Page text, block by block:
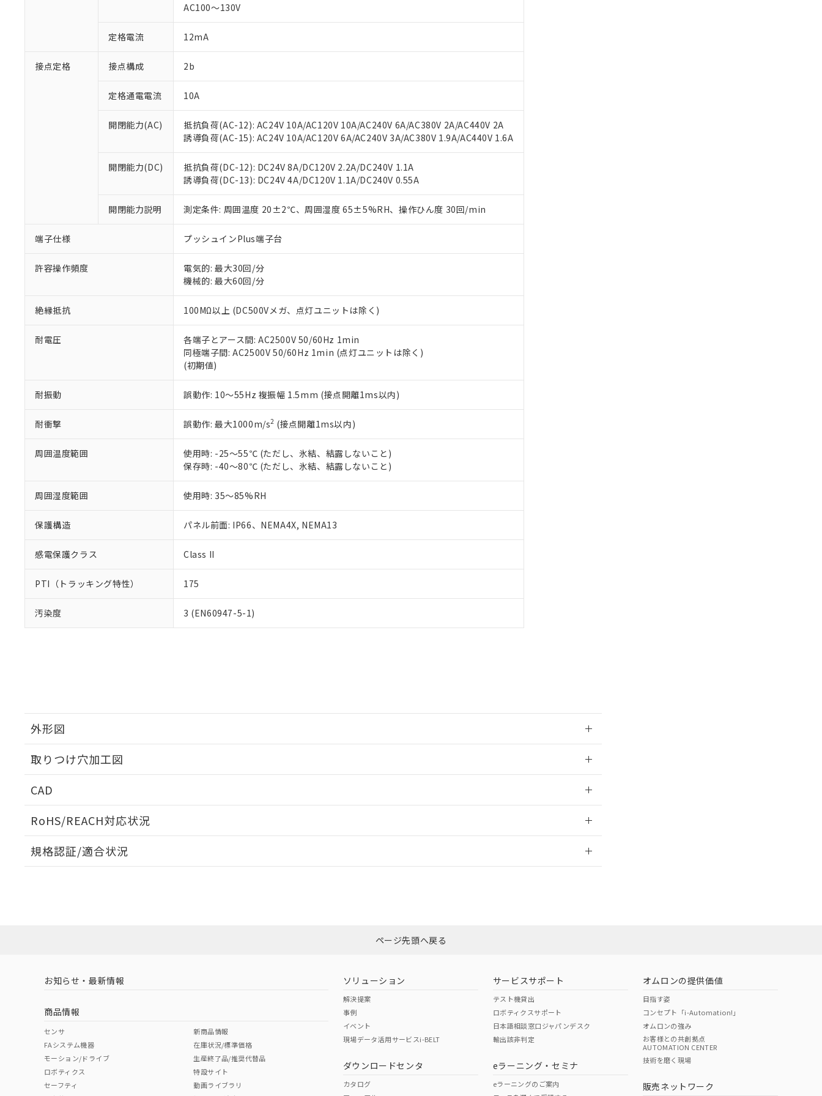
AC100～130V
定格電流 12mA
接点定格 接点構成 2b
定格通電電流 10A
開閉能力(AC)
抵抗負荷(AC-12): AC24V 10A/AC120V 10A/AC240V 6A/AC380V 2A/AC440V 2A
誘導負荷(AC-15): AC24V 10A/AC120V 6A/AC240V 3A/AC380V 1.9A/AC440V 1.6A
開閉能力(DC)
抵抗負荷(DC-12): DC24V 8A/DC120V 2.2A/DC240V 1.1A
誘導負荷(DC-13): DC24V 4A/DC120V 1.1A/DC240V 0.55A
開閉能力説明 測定条件: 周囲温度 20±2℃、周囲湿度 65±5%RH、操作ひん度 30回/min
端子仕様 プッシュインPlus端子台
許容操作頻度
電気的: 最大30回/分
機械的: 最大60回/分
絶縁抵抗 100MΩ以上 (DC500Vメガ、点灯ユニットは除く)
耐電圧
各端子とアース間: AC2500V 50/60Hz 1min
同極端子間: AC2500V 50/60Hz 1min (点灯ユニットは除く)
(初期値)
耐振動 誤動作: 10～55Hz 複振幅 1.5mm (接点開離1ms以内)
耐衝撃 誤動作: 最大1000m/s2 (接点開離1ms以内)
周囲温度範囲
使用時: -25～55℃ (ただし、氷結、結露しないこと)
保存時: -40～80℃ (ただし、氷結、結露しないこと)
周囲湿度範囲 使用時: 35～85%RH
保護構造 パネル前面: IP66、NEMA4X, NEMA13
感電保護クラス Class II
PTI（トラッキング特性） 175
汚染度 3 (EN60947-5-1)
外形図
取りつけ穴加工図
CAD
RoHS/REACH対応状況
EU RoHS 注意事項・凡例
ダウンロードはこちら
中国 RoHS 注意事項・凡例
中国 RoHS表
Pb Hg Cr(VI)
規格認証/適合状況
以下の条件をお読みいただき、同意のうえご利用ください。
正式な納期状況および標準価格はお客様のお取引先、またはお客様担当のオムロン制御機器販売店・
当社販売員にご相談ください。
オムロン制御機器販売店や当社販売拠点は「販売ネットワーク
」をご確認ください。
在庫状況および標準価格結果を当社の事前の承諾なく第三者に漏洩または開示しないようお願いしま
す。
マイパーツ機能（部品リスト作成サービス）をご利用いただくには、I-Webメンバーズにご登録され
ている必要があります。
が、当社の製品・サービスに関するお客様との取引・商談に必要な範囲で利用することをご了承くだ
さい。
※当社の共同利用者とは、
いる法人を指します。
があります。
*EU RoHS指令（10物質）：
六価クロム(Cr(Ⅵ)) 1000ppm以下、ポリ臭化ビフェニル類(PBB) 1000ppm以下、ポリ臭化ジフェニルエーテル類(PBDE) 1000ppm以下、
但し、RoHS指令で産業用監視および制御機器に対する適用除外項目は除く。
フタル酸エステル類の４物質については閾値を超える意図的な使用がないことを確認しています。
※2 対応予定月
部品在庫の切り替え状況などにより、予定月が前後することがあります。
※3 非含有証明書ダウンロード
EU RoHS指令（10物質）の非含有証明書
51物質の非含有証明書（当社基準）
※本証明書は発行日時点で非含有を証明するもので、過去に遡って非含有を証明するものではありません。
また、RoHS指令のフタル酸エステル類４物質の対応では、対応完了までの期間は出荷製品に未対応品が
混在することから備考欄に対応日を記載しておりました。
既に当社にて対応品への在庫切替を完了していることから、特段のことがない限り、2022年1月12日よ
「×」：最大均質材料含有率が中国RoHSの基準値を超えていることを示します。
「－」：未確認です。当社販売部門へお問い合わせください。
Pb(鉛) :1000ppm、 Hg(水銀) : 1000ppm、 Cd(カドミウム) : 100ppm、
DBP(フタル酸ジブチル) : 1000ppm、 DIBP(フタル酸ジイソブチル) : 1000ppm、 BBP(フタル酸ブチルベンジル) : 1000ppm、
※2 環境保護使用期限
「ｅ」：有害物質（10物質）のすべてが基準値以下であることを示します。
「10」：通常の使用状況下において有害物質が外部に漏えいし、環境に深刻な影響を及ぼさない年数を意
味します。
「－」：未確認です。当社販売部門へお問い合わせください。
う）を輸出または国外への提供する場合は、日本国政府の輸出許可(または役務取引許可)を取得する
置等に一切使用いたしません。
当社は、貴社製品を第三者に販売する場合は、上記1、2および3の内容を当該第三者に通知します。
また当社は、販売先および販売に係わる関係者が違法に輸出するおそれがある場合は、取り引きをい
たしません。
記
説明
△ 一定数には満たないが在庫あり
－
在庫なし(最新の在庫状況については、お客様のお取引先、またはお客様担当のオムロン制御
機器販売店・当社販売員にご確認ください)
空
白
受注生産機種、また在庫状況の情報を公開していない機種
ページ先頭へ戻る
お知らせ・最新情報
商品情報
センサ
FAシステム機器
モーション/ドライブ
ロボティクス
セーフティ
新商品情報
在庫状況/標準価格
生産終了品/推奨代替品
特設サイト
動画ライブラリ
ソリューション
解決提案
事例
イベント
現場データ活用サービスi-BELT
ダウンロードセンタ
カタログ
サービスサポート
テスト機貸出
ロボティクスサポート
日本語相談窓口ジャパンデスク
輸出該非判定
eラーニング・セミナ
eラーニングのご案内
オムロンの提供価値
目指す姿
コンセプト「i-Automation!」
オムロンの強み
お客様との共創拠点
AUTOMATION CENTER
技術を磨く現場
販売ネットワーク